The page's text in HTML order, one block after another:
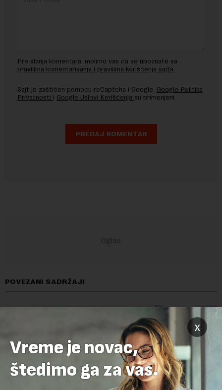
Pre slanja komentara, molimo vas da se upoznate sa
pravilima komentarisanja i pravilima korišćenja sajta.
Sajt je zaštićen pomocu reCaptcha i Google. Google Politika
Privatnosti i Google Uslovi Korišćenja su primenjeni.
POVEZANI SADRŽAJI
x
Vreme je novac,
štedimo ga za vas.